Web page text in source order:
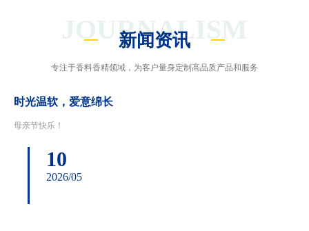
JOURNALISM
新闻资讯
专注于香料香精领域，为客户量身定制高品质产品和服务
时光温软，爱意绵长
母亲节快乐！
10
2026/05